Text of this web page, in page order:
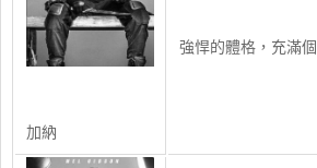
加納
強悍的體格，充滿